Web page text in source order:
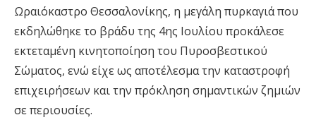
Ωραιόκαστρο Θεσσαλονίκης, η μεγάλη πυρκαγιά που
εκδηλώθηκε το βράδυ της 4ης Ιουλίου προκάλεσε
εκτεταμένη κινητοποίηση του Πυροσβεστικού
Σώματος, ενώ είχε ως αποτέλεσμα την καταστροφή
επιχειρήσεων και την πρόκληση σημαντικών ζημιών
σε περιουσίες.